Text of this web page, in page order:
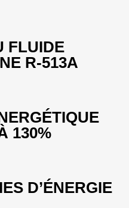
FLUIDE
R-513A
130%
D’ÉNERGIE